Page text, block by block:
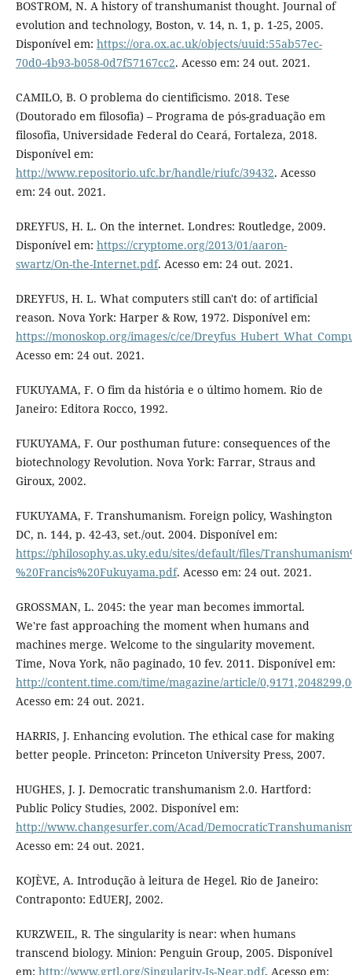
BOSTROM, N. A history of transhumanist thought. Journal of
evolution and technology, Boston, v. 14, n. 1, p. 1-25, 2005.
Disponível em: https://ora.ox.ac.uk/objects/uuid:55ab57ec-
70d0-4b93-b058-0d7f57167cc2. Acesso em: 24 out. 2021.
CAMILO, B. O problema do cientificismo. 2018. Tese
(Doutorado em filosofia) – Programa de pós-graduação em
filosofia, Universidade Federal do Ceará, Fortaleza, 2018.
Disponível em:
http://www.repositorio.ufc.br/handle/riufc/39432. Acesso
em: 24 out. 2021.
DREYFUS, H. L. On the internet. Londres: Routledge, 2009.
Disponível em: https://cryptome.org/2013/01/aaron-
swartz/On-the-Internet.pdf. Acesso em: 24 out. 2021.
DREYFUS, H. L. What computers still can't do: of artificial
reason. Nova York: Harper & Row, 1972. Disponível em:
https://monoskop.org/images/c/ce/
Acesso em: 24 out. 2021.
FUKUYAMA, F. O fim da história e o último homem. Rio de
Janeiro: Editora Rocco, 1992.
FUKUYAMA, F. Our posthuman future: consequences of the
biotechnology Revolution. Nova York: Farrar, Straus and
Giroux, 2002.
FUKUYAMA, F. Transhumanism. Foreign policy, Washington
DC, n. 144, p. 42-43, set./out. 2004. Disponível em:
https://philosophy.as.uky.edu/sites/default/files/
%20Francis%20Fukuyama.pdf. Acesso em: 24 out. 2021.
GROSSMAN, L. 2045: the year man becomes immortal.
We're fast approaching the moment when humans and
machines merge. Welcome to the singularity movement.
Time, Nova York, não paginado, 10 fev. 2011. Disponível em:
http://content.time.com/time/magazine/article/
Acesso em: 24 out. 2021.
HARRIS, J. Enhancing evolution. The ethical case for making
better people. Princeton: Princeton University Press, 2007.
HUGHES, J. J. Democratic transhumanism 2.0. Hartford:
Public Policy Studies, 2002. Disponível em:
http://www.changesurfer.com/Acad/
Acesso em: 24 out. 2021.
KOJÈVE, A. Introdução à leitura de Hegel. Rio de Janeiro:
Contraponto: EdUERJ, 2002.
KURZWEIL, R. The singularity is near: when humans
transcend biology. Minion: Penguin Group, 2005. Disponível
em: http://www.grtl.org/Singularity-Is-Near.pdf. Acesso em: